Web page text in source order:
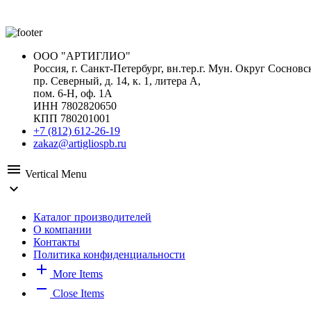
ООО "АРТИГЛИО"
Россия, г. Санкт-Петербург, вн.тер.г. Мун. Округ
пр. Северный, д. 14, к. 1, литера А,
пом. 6-Н, оф. 1А
ИНН 7802820650
КПП 780201001
+7 (812) 612-26-19
zakaz@artigliospb.ru
menu Vertical Menu
expand_more
Каталог производителей
О компании
Контакты
Политика конфиденциальности
add More Items
remove Close Items